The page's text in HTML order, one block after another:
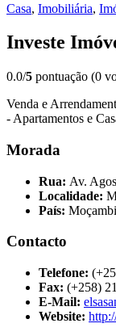
Casa, Imobiliária,
Investe
0.0/5 pontuação (0
Venda e
- Apartamentos e
Morada
Rua: Av.
Localidade:
País:
Contacto
Telefone:
Fax: (+258)
E-Mail:
Website: